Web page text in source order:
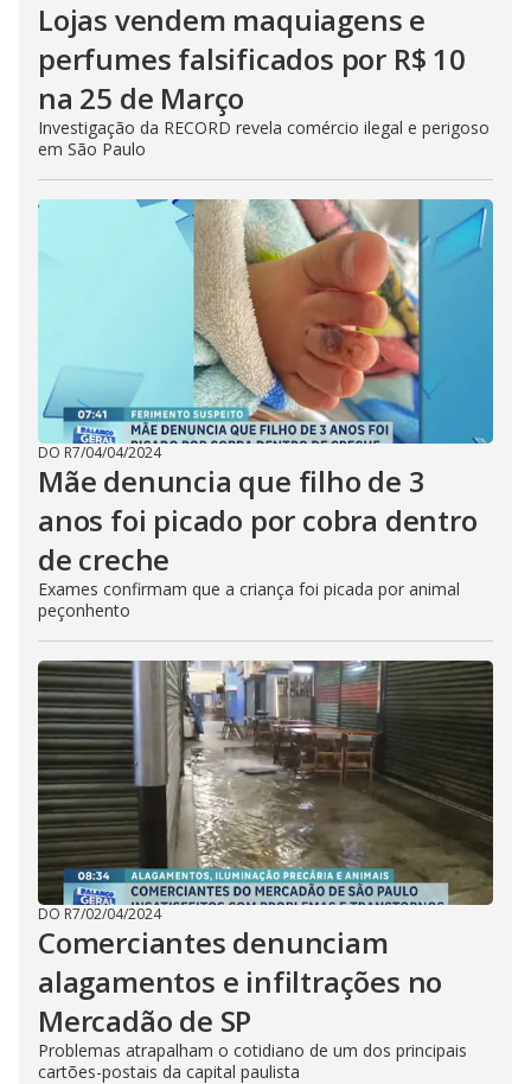
Lojas vendem maquiagens e
perfumes falsificados por R$ 10
na 25 de Março
Investigação da RECORD revela comércio ilegal e perigoso
em São Paulo
DO R7/04/04/2024
Mãe denuncia que filho de 3
anos foi picado por cobra dentro
de creche
Exames confirmam que a criança foi picada por animal
peçonhento
DO R7/02/04/2024
Comerciantes denunciam
alagamentos e infiltrações no
Mercadão de SP
Problemas atrapalham o cotidiano de um dos principais
cartões-postais da capital paulista